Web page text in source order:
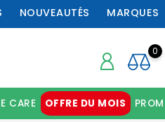
NOUVEAUTÉS MARQUES
0
CARE OFFRE DU MOIS